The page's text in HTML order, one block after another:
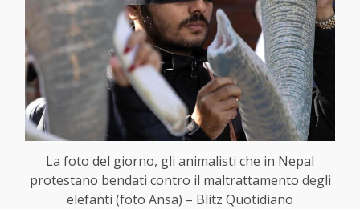
La foto del giorno, gli animalisti che in Nepal
protestano bendati contro il maltrattamento degli
elefanti (foto Ansa) – Blitz Quotidiano